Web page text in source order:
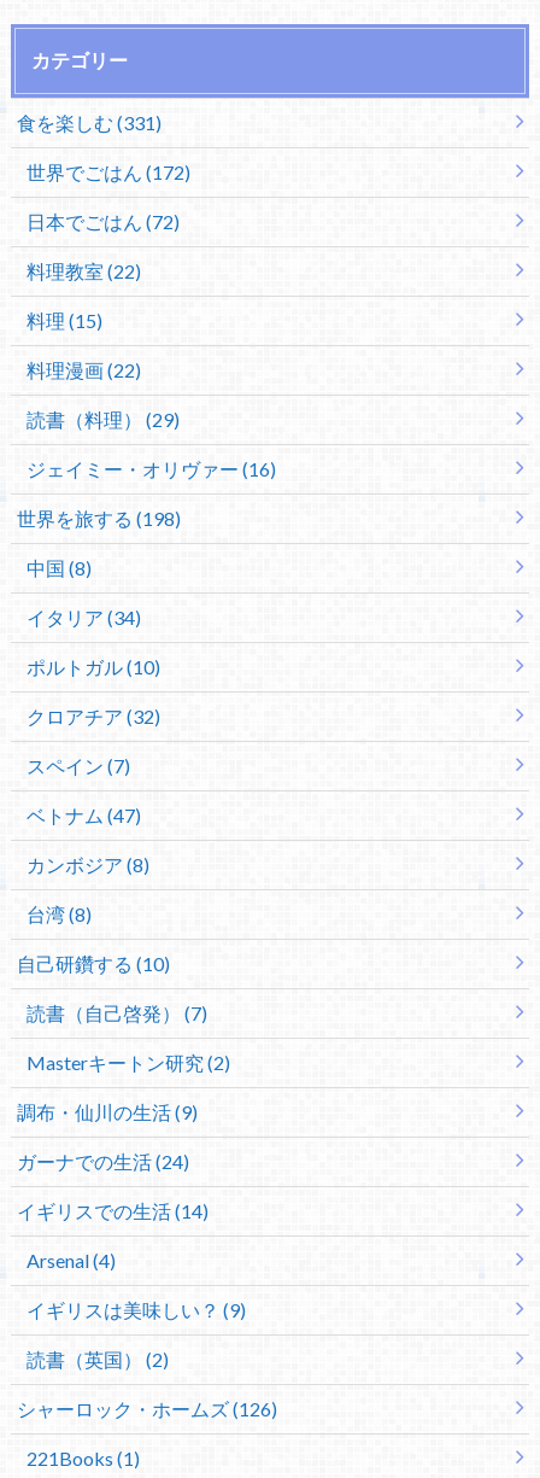
カテゴリー
食を楽しむ (331)
世界でごはん (172)
日本でごはん (72)
料理教室 (22)
料理 (15)
料理漫画 (22)
読書（料理） (29)
ジェイミー・オリヴァー (16)
世界を旅する (198)
中国 (8)
イタリア (34)
ポルトガル (10)
クロアチア (32)
スペイン (7)
ベトナム (47)
カンボジア (8)
台湾 (8)
自己研鑽する (10)
読書（自己啓発） (7)
Masterキートン研究 (2)
調布・仙川の生活 (9)
ガーナでの生活 (24)
イギリスでの生活 (14)
Arsenal (4)
イギリスは美味しい？ (9)
読書（英国） (2)
シャーロック・ホームズ (126)
221Books (1)